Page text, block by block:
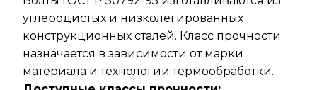
углеродистых и низколегированных
конструкционных сталей. Класс прочности
назначается в зависимости от марки
материала и технологии термообработки.